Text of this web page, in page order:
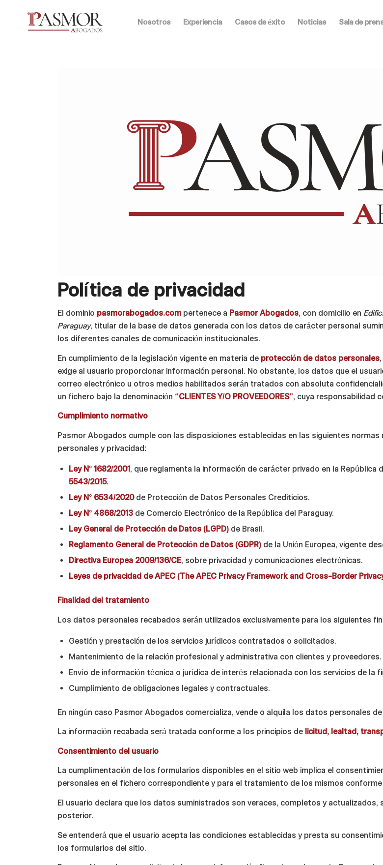
Nosotros Experiencia Casos de éxito Noticias Sala de
Política de privacidad
El dominio pasmorabogados.com pertenece a Pasmor Abogados, con domicilio en
Paraguay, titular de la base de datos generada con los datos de carácter personal
los diferentes canales de comunicación institucionales.
En cumplimiento de la legislación vigente en materia de protección de datos personales
exige al usuario proporcionar información personal. No obstante, los datos que el
correo electrónico u otros medios habilitados serán tratados con absoluta
un fichero bajo la denominación “CLIENTES Y/O PROVEEDORES”, cuya responsabilidad
Cumplimiento normativo
Pasmor Abogados cumple con las disposiciones establecidas en las siguientes
personales y privacidad:
Ley N° 1682/2001 , que reglamenta la información de carácter privado en la República
5543/2015.
Ley N° 6534/2020de Protección de Datos Personales Crediticios.
Ley N° 4868/2013 de Comercio Electrónico de la República del Paraguay.
Ley General de Protección de Datos (LGPD) de Brasil.
Reglamento General de Protección de Datos (GDPR) de la Unión Europea, vigente
Directiva Europea 2009/136/CE, sobre privacidad y comunicaciones electrónicas.
Leyes de privacidad de APEC (The APEC Privacy Framework and Cross-Border
Finalidad del tratamiento
Los datos personales recabados serán utilizados exclusivamente para los siguientes
Gestión y prestación de los servicios jurídicos contratados o solicitados.
Mantenimiento de la relación profesional y administrativa con clientes y proveedores.
Envío de información técnica o jurídica de interés relacionada con los servicios de la
Cumplimiento de obligaciones legales y contractuales.
En ningún caso Pasmor Abogados comercializa, vende o alquila los datos personales
La información recabada será tratada conforme a los principios de licitud, lealtad,
Consentimiento del usuario
La cumplimentación de los formularios disponibles en el sitio web implica el
personales en el fichero correspondiente y para el tratamiento de los mismos
El usuario declara que los datos suministrados son veraces, completos y
posterior.
Se entenderá que el usuario acepta las condiciones establecidas y presta su
los formularios del sitio.